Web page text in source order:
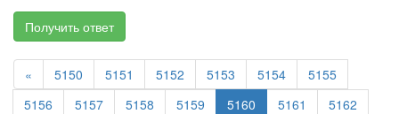
Получить ответ
« 5150 5151 5152 5153 5154
5155
5156
5157 5158 5159 5160 5161
5162